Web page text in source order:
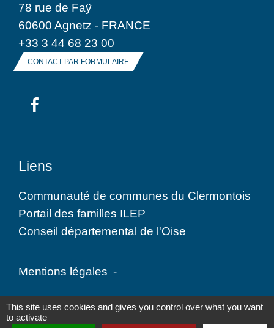
78 rue de Faÿ
60600 Agnetz - FRANCE
+33 3 44 68 23 00
CONTACT PAR FORMULAIRE
Liens
Communauté de communes du Clermontois
Portail des familles ILEP
Conseil départemental de l'Oise
Mentions légales -
Politique de confidentialité - Accessibilité -
This site uses cookies and gives you control over what you want
to activate